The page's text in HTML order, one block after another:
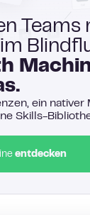
Teams
ein nativer
Skills-
entdecken